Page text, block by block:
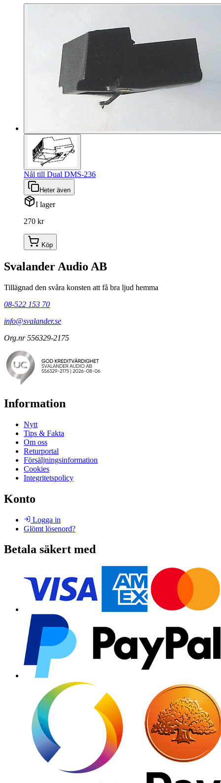
Nål till Dual DMS-236
Heter även
I lager
270 kr
Köp
Svalander Audio AB
Tillägnad den svåra konsten att få bra ljud hemma
08-522 153 70
info@svalander.se
Org.nr 556329-2175
Information
Nytt
Tips & Fakta
Om oss
Returportal
Försäljningsinformation
Cookies
Integritetspolicy
Konto
Logga in
Glömt lösenord?
Betala säkert med